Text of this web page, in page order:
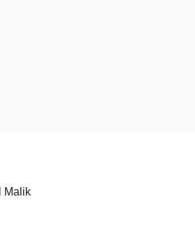
Malik